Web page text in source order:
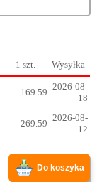
1 szt. Wysyłka
169.59
2026-08-
18
269.59
2026-08-
12
Do koszyka